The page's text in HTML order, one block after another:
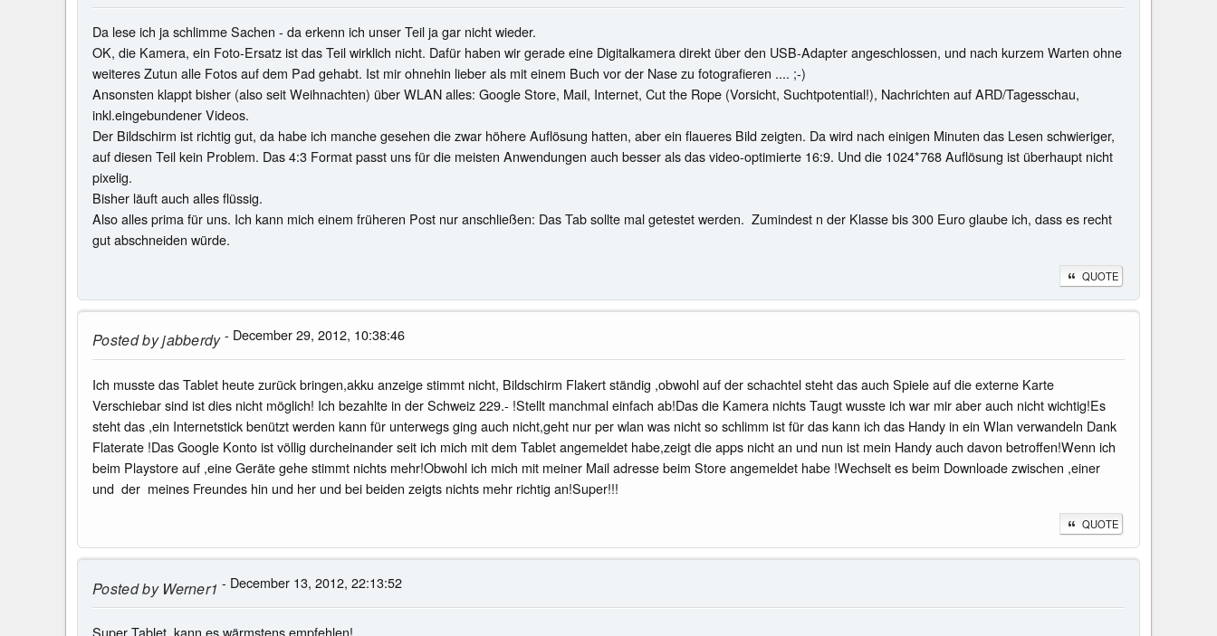
Da lese ich ja schlimme Sachen - da erkenn ich unser Teil ja gar nicht wieder.
OK, die Kamera, ein Foto-Ersatz ist das Teil wirklich nicht. Dafür haben wir gerade eine Digitalkamera direkt über den USB-Adapter angeschlossen, und nach kurzem Warten ohne
weiteres Zutun alle Fotos auf dem Pad gehabt. Ist mir ohnehin lieber als mit einem Buch vor der Nase zu fotografieren .... ;-)
Ansonsten klappt bisher (also seit Weihnachten) über WLAN alles: Google Store, Mail, Internet, Cut the Rope (Vorsicht, Suchtpotential!), Nachrichten auf ARD/Tagesschau,
inkl.eingebundener Videos.
Der Bildschirm ist richtig gut, da habe ich manche gesehen die zwar höhere Auflösung hatten, aber ein flaueres Bild zeigten. Da wird nach einigen Minuten das Lesen schwieriger,
auf diesen Teil kein Problem. Das 4:3 Format passt uns für die meisten Anwendungen auch besser als das video-optimierte 16:9. Und die 1024*768 Auflösung ist überhaupt nicht
pixelig.
Bisher läuft auch alles flüssig.
Also alles prima für uns. Ich kann mich einem früheren Post nur anschließen: Das Tab sollte mal getestet werden. Zumindest n der Klasse bis 300 Euro glaube ich, dass es recht
gut abschneiden würde.
QUOTE
Posted byjabberdy- December 29, 2012, 10:38:46
Ich musste das Tablet heute zurück bringen,akku anzeige stimmt nicht, Bildschirm Flakert ständig ,obwohl auf der schachtel steht das auch Spiele auf die externe Karte
Verschiebar sind ist dies nicht möglich! Ich bezahlte in der Schweiz 229.- !Stellt manchmal einfach ab!Das die Kamera nichts Taugt wusste ich war mir aber auch nicht wichtig!Es
steht das ,ein Internetstick benützt werden kann für unterwegs ging auch nicht,geht nur per wlan was nicht so schlimm ist für das kann ich das Handy in ein Wlan verwandeln Dank
Flaterate !Das Google Konto ist völlig durcheinander seit ich mich mit dem Tablet angemeldet habe,zeigt die apps nicht an und nun ist mein Handy auch davon betroffen!Wenn ich
beim Playstore auf ,eine Geräte gehe stimmt nichts mehr!Obwohl ich mich mit meiner Mail adresse beim Store angemeldet habe !Wechselt es beim Downloade zwischen ,einer
und der meines Freundes hin und her und bei beiden zeigts nichts mehr richtig an!Super!!!
QUOTE
Posted byWerner1 - December 13, 2012, 22:13:52
Super Tablet, kann es wärmstens empfehlen!